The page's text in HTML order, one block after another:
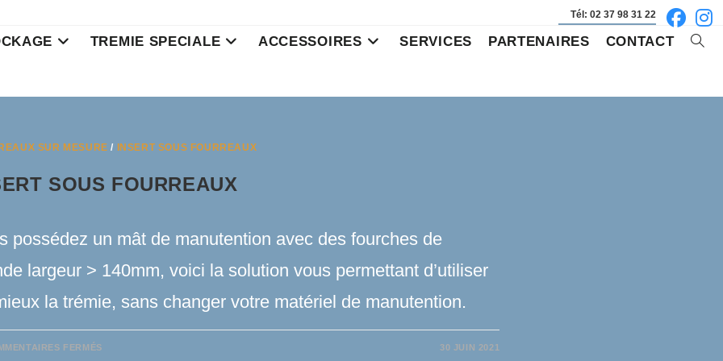
Tél: 02 37 98 31 22
TREMIE SPECIALE ACCESSOIRES SERVICES PARTENAIRES CONTACT
SUR MESURE / INSERT SOUS FOURREAUX
SOUS FOURREAUX
possédez un mât de manutention avec des fourches de
largeur > 140mm, voici la solution vous permettant d’utiliser
la trémie, sans changer votre matériel de manutention.
FERMÉSSUR
30 JUIN 2021